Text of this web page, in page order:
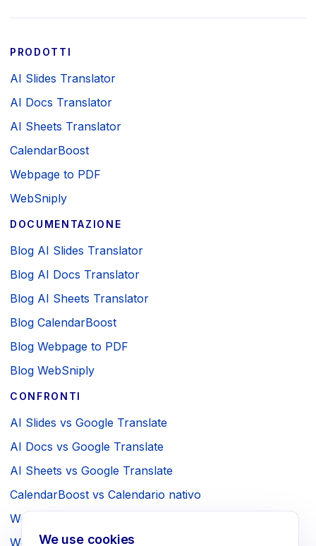
PRODOTTI
AI Slides Translator
AI Docs Translator
AI Sheets Translator
CalendarBoost
Webpage to PDF
WebSniply
DOCUMENTAZIONE
Blog AI Slides Translator
Blog AI Docs Translator
Blog AI Sheets Translator
Blog CalendarBoost
Blog Webpage to PDF
Blog WebSniply
CONFRONTI
AI Slides vs Google Translate
AI Docs vs Google Translate
AI Sheets vs Google Translate
CalendarBoost vs Calendario nativo
Webpage to PDF vs Stampa del browser
WebSniply vs Screenshot del browser
We use cookies